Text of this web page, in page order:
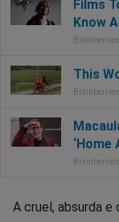
A cruel, absurda e